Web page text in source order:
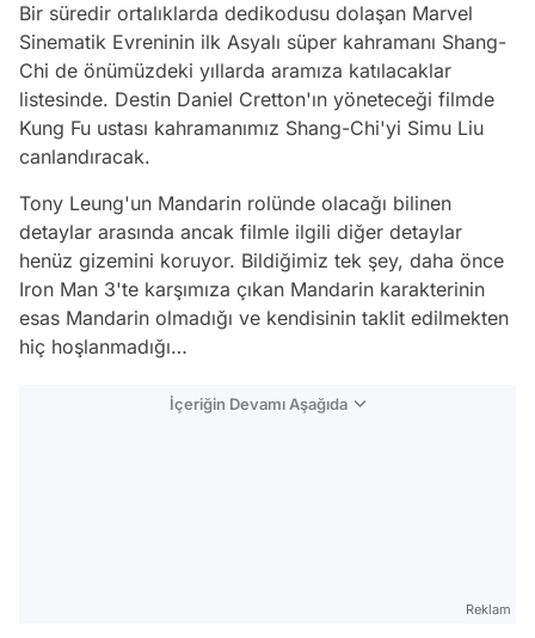
Bir süredir ortalıklarda dedikodusu dolaşan Marvel
Sinematik Evreninin ilk Asyalı süper kahramanı Shang-
Chi de önümüzdeki yıllarda aramıza katılacaklar
listesinde. Destin Daniel Cretton'ın yöneteceği filmde
Kung Fu ustası kahramanımız Shang-Chi'yi Simu Liu
canlandıracak.
Tony Leung'un Mandarin rolünde olacağı bilinen
detaylar arasında ancak filmle ilgili diğer detaylar
henüz gizemini koruyor. Bildiğimiz tek şey, daha önce
Iron Man 3'te karşımıza çıkan Mandarin karakterinin
esas Mandarin olmadığı ve kendisinin taklit edilmekten
hiç hoşlanmadığı…
İçeriğin Devamı Aşağıda
Reklam